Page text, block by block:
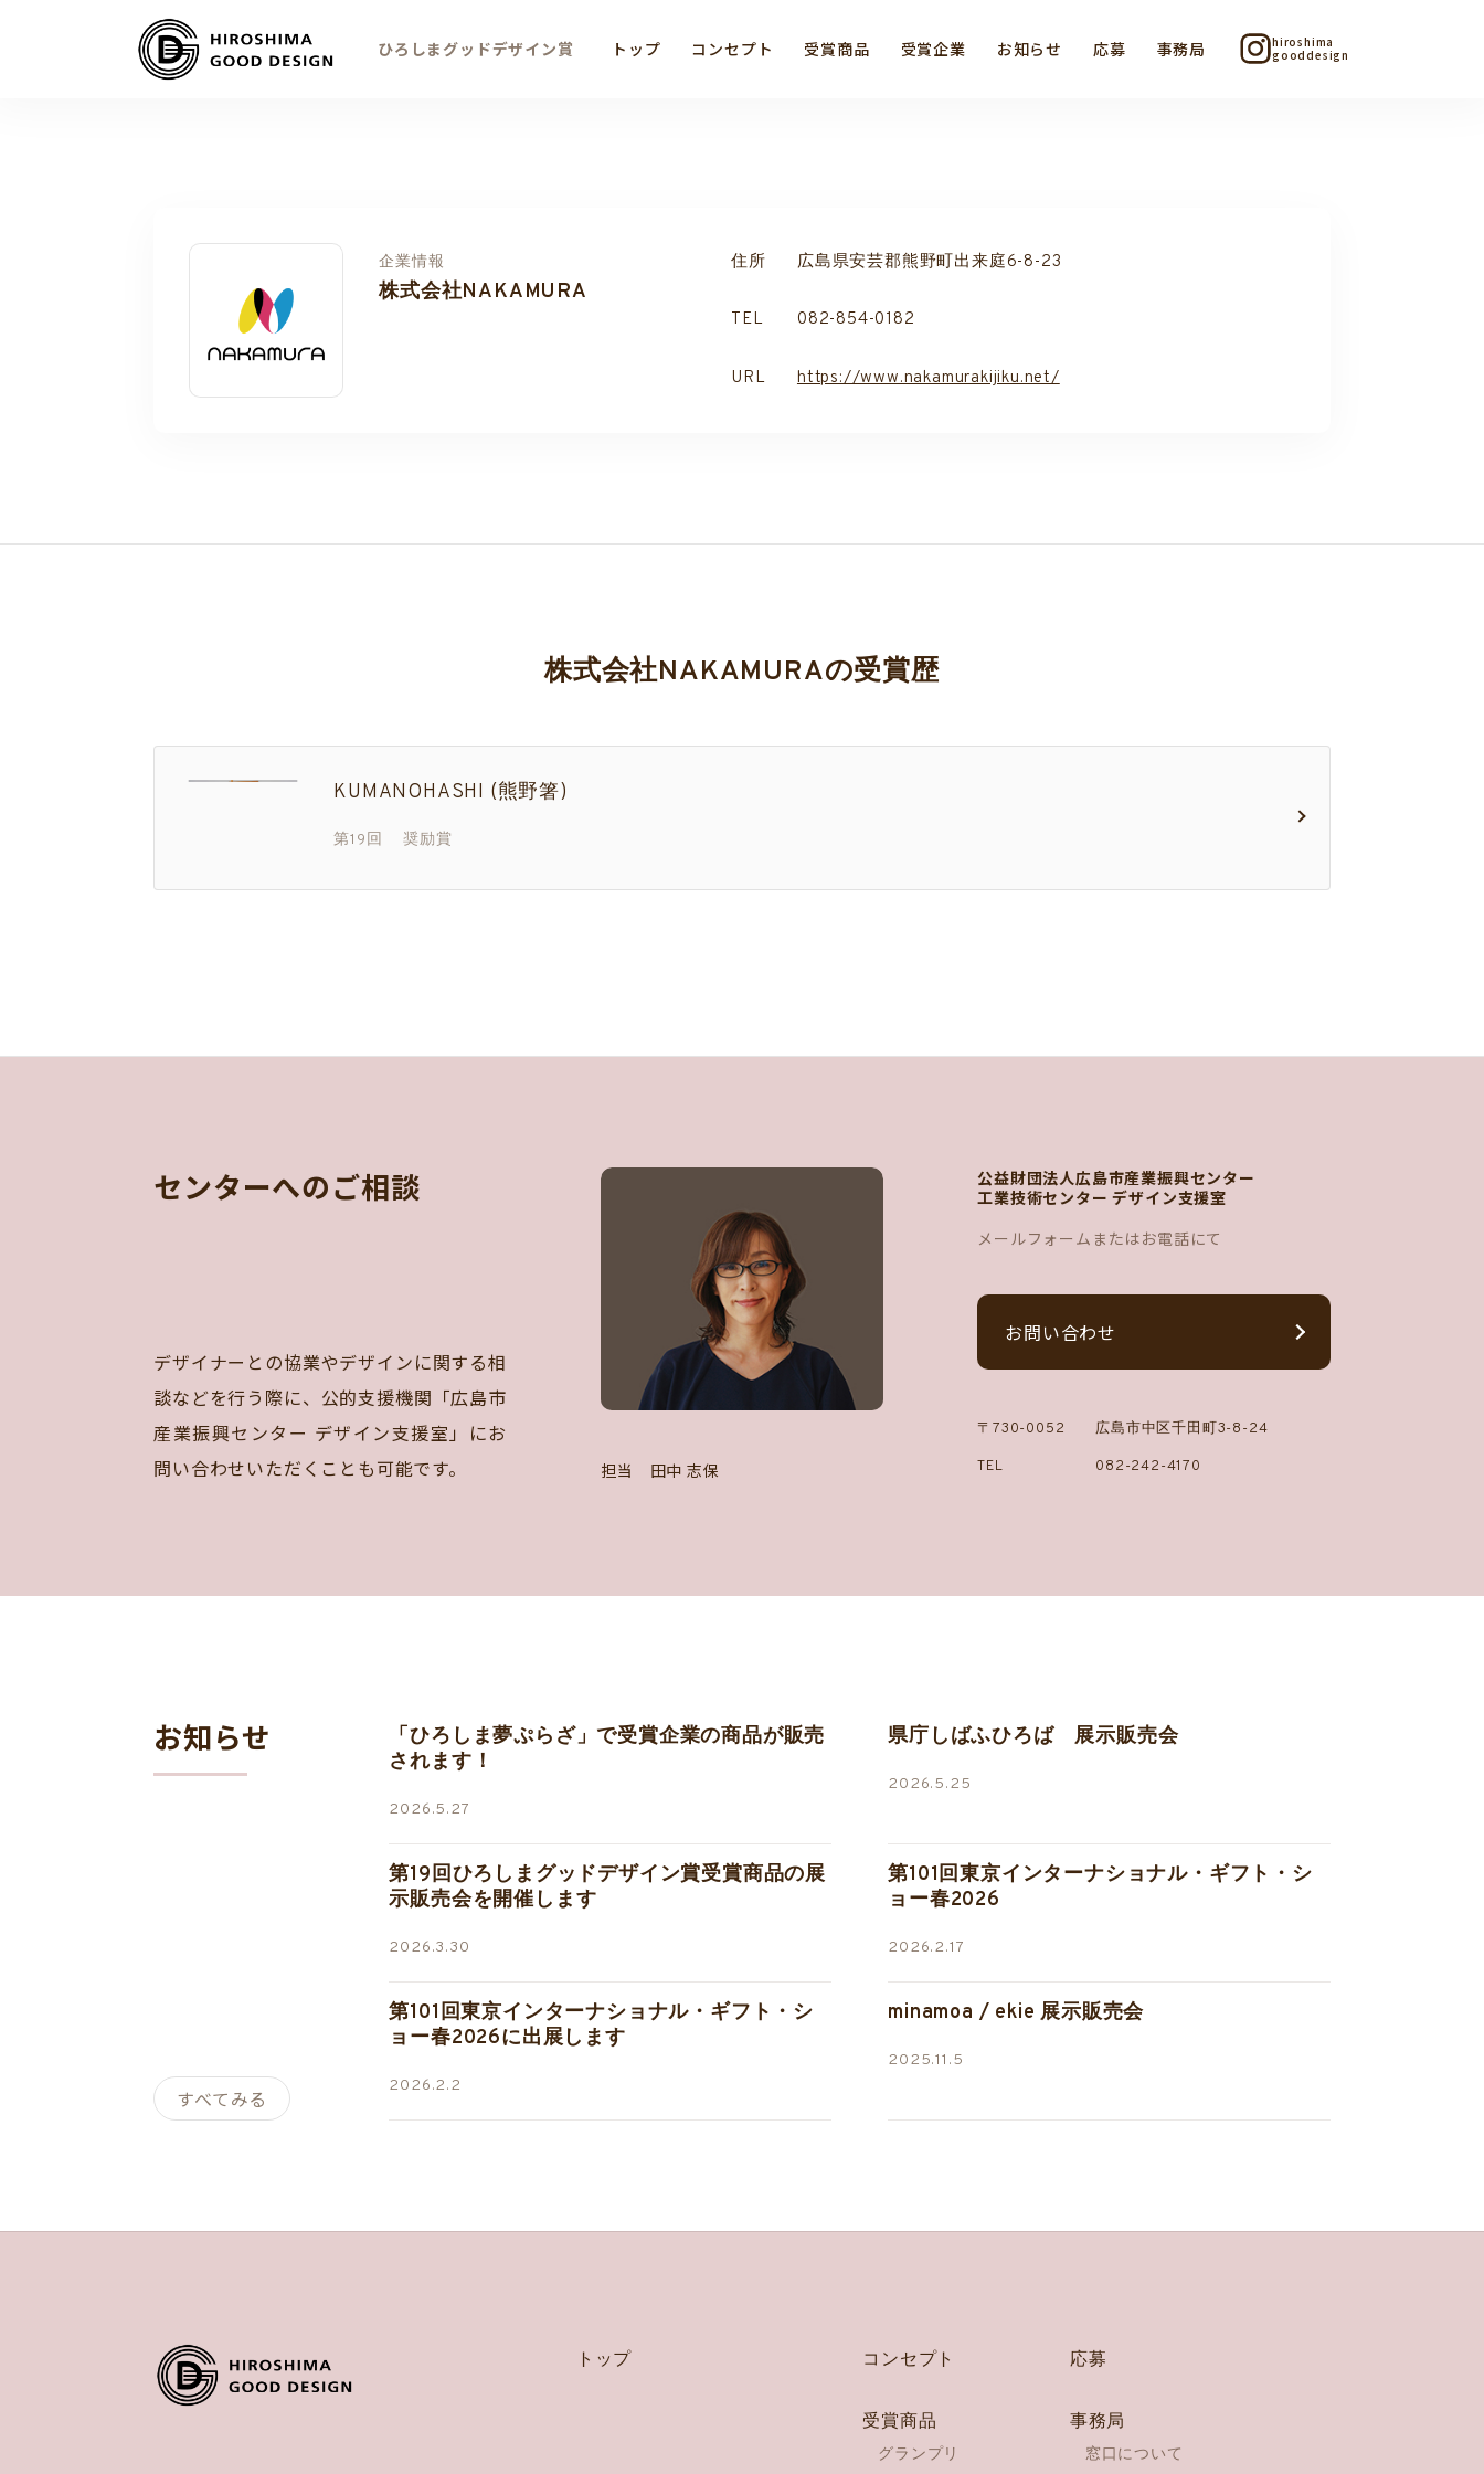
ひろしまグッドデザイン賞 トップ コンセプト 受賞商品 受賞企業 お知らせ 応募 事務局
hiroshima
gooddesign
企業情報
株式会社NAKAMURA
住所 広島県安芸郡熊野町出来庭6-8-23
TEL 082-854-0182
URL https://www.nakamurakijiku.net/
株式会社NAKAMURAの受賞歴
KUMANOHASHI (熊野箸)
第19回 奨励賞
センターへのご相談
デザイナーとの協業やデザインに関する相
談などを行う際に、公的支援機関「広島市
産業振興センター デザイン支援室」にお
問い合わせいただくことも可能です。
担当 田中 志保
公益財団法人広島市産業振興センター
工業技術センター デザイン支援室
メールフォームまたはお電話にて
お問い合わせ
〒730-0052 広島市中区千田町3-8-24
TEL 082-242-4170
お知らせ
すべてみる
「ひろしま夢ぷらざ」で受賞企業の商品が販売
されます！
2026.5.27
県庁しばふひろば 展示販売会
2026.5.25
第19回ひろしまグッドデザイン賞受賞商品の展
示販売会を開催します
2026.3.30
第101回東京インターナショナル・ギフト・シ
ョー春2026
2026.2.17
第101回東京インターナショナル・ギフト・シ
ョー春2026に出展します
2026.2.2
minamoa / ekie 展示販売会
2025.11.5
トップ コンセプト
受賞商品
グランプリ
応募
事務局
窓口について